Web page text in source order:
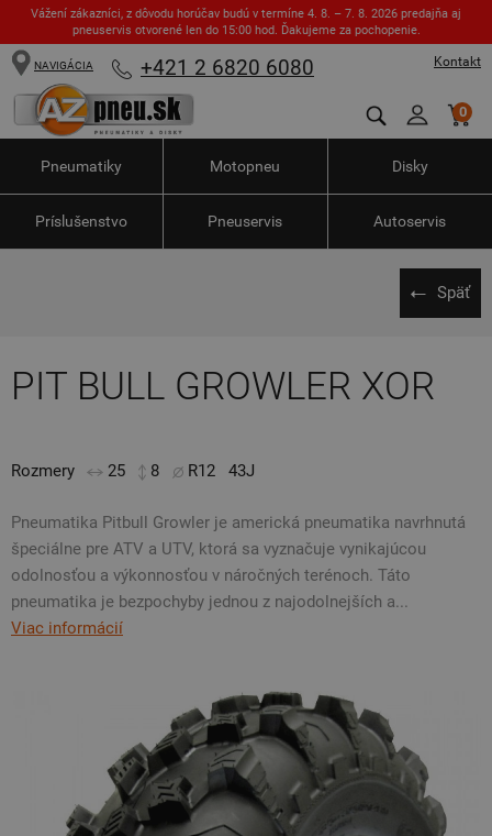
Vážení zákazníci, z dôvodu horúčav budú v termíne 4. 8. – 7. 8. 2026 predajňa aj
pneuservis otvorené len do 15:00 hod. Ďakujeme za pochopenie.
Kontakt
NAVIGÁCIA +421 2 6820 6080
0
Pneumatiky Motopneu Disky
Príslušenstvo Pneuservis Autoservis
Späť
PIT BULL GROWLER XOR
Rozmery 25 8 R12 43J
Pneumatika Pitbull Growler je americká pneumatika navrhnutá
špeciálne pre ATV a UTV, ktorá sa vyznačuje vynikajúcou
odolnosťou a výkonnosťou v náročných terénoch. Táto
pneumatika je bezpochyby jednou z najodolnejších a...
Viac informácií